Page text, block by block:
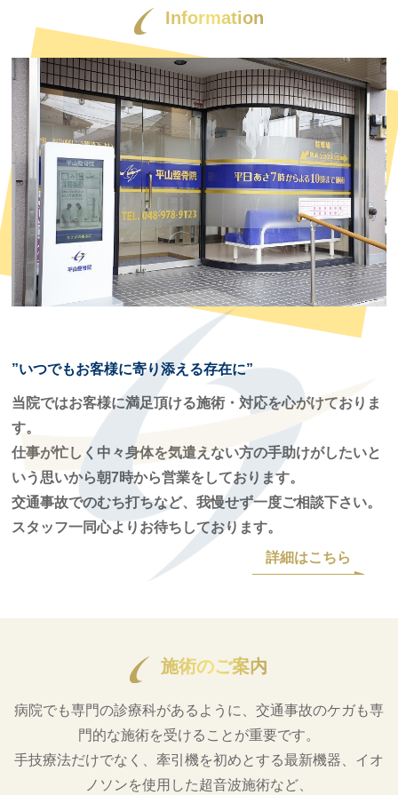
Information
”いつでもお客様に寄り添える存在に”
当院ではお客様に満足頂ける施術・対応を心がけておりま
す。
仕事が忙しく中々身体を気遣えない方の手助けがしたいと
いう思いから朝7時から営業をしております。
交通事故でのむち打ちなど、我慢せず一度ご相談下さい。
スタッフ一同心よりお待ちしております。
詳細はこちら
施術のご案内
病院でも専門の診療科があるように、交通事故のケガも専
門的な施術を受けることが重要です。
手技療法だけでなく、牽引機を初めとする最新機器、イオ
ノソンを使用した超音波施術など、